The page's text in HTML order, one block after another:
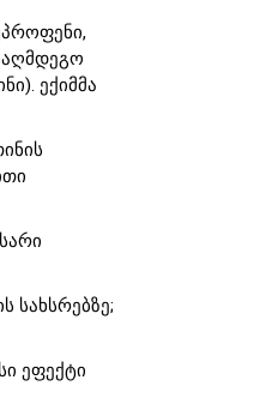
ექიმმა
სახსრებზე;
ეფექტი